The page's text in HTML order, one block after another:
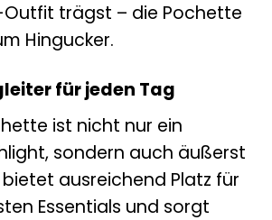
Outfit trägst – die Pochette
Hingucker.
für jeden Tag
ist nicht nur ein
sondern auch äußerst
ausreichend Platz für
Essentials und sorgt